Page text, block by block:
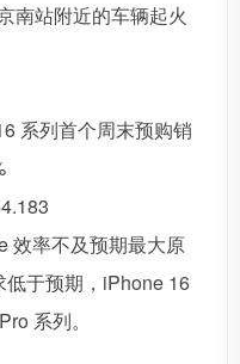
南站附近的车辆起火
系列首个周末预购销
效率不及预期最大原
于预期，iPhone 16
系列。